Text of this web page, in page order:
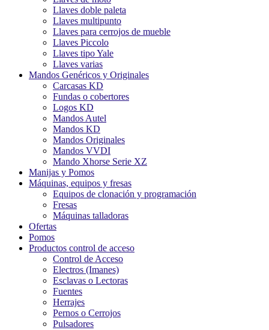
Llaves doble paleta
Llaves multipunto
Llaves para cerrojos de mueble
Llaves Piccolo
Llaves tipo Yale
Llaves varias
Mandos Genéricos y Originales
Carcasas KD
Fundas o cobertores
Logos KD
Mandos Autel
Mandos KD
Mandos Originales
Mandos VVDI
Mando Xhorse Serie XZ
Manijas y Pomos
Máquinas, equipos y fresas
Equipos de clonación y programación
Fresas
Máquinas talladoras
Ofertas
Pomos
Productos control de acceso
Control de Acceso
Electros (Imanes)
Esclavas o Lectoras
Fuentes
Herrajes
Pernos o Cerrojos
Pulsadores